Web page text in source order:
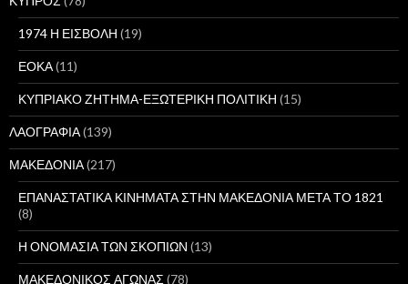
1974 Η ΕΙΣΒΟΛΗ (19)
ΕΟΚΑ(11)
ΚΥΠΡΙΑΚΟ ΖΗΤΗΜΑ-ΕΞΩΤΕΡΙΚΗ ΠΟΛΙΤΙΚΗ (15)
ΛΑΟΓΡΑΦΙΑ(139)
ΜΑΚΕΔΟΝΙΑ(217)
ΕΠΑΝΑΣΤΑΤΙΚΑ ΚΙΝΗΜΑΤΑ ΣΤΗΝ ΜΑΚΕΔΟΝΙΑ ΜΕΤΑ ΤΟ 1821
(8)
Η ΟΝΟΜΑΣΙΑ ΤΩΝ ΣΚΟΠΙΩΝ (13)
ΜΑΚΕΔΟΝΙΚΟΣ ΑΓΩΝΑΣ (78)